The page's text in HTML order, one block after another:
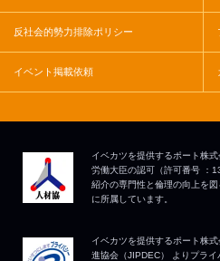
反社会的勢力排除ポリシー
イベント掲載依頼